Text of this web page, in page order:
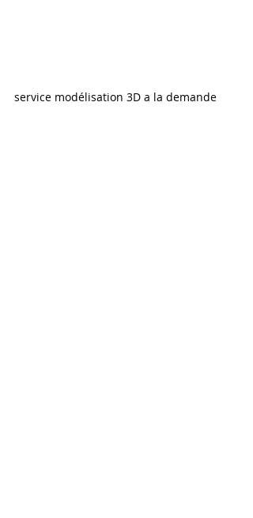
service modélisation 3D a la demande